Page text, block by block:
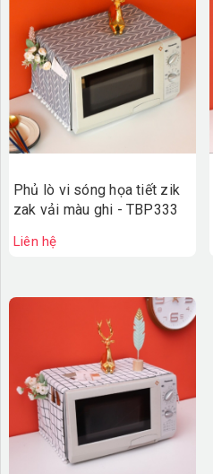
Phủ lò vi sóng họa tiết zik
zak vải màu ghi - TBP333
Liên hệ